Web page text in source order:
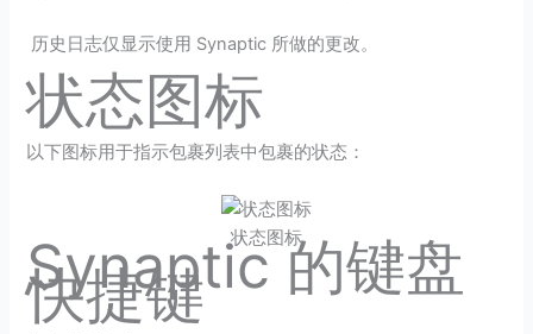
历史日志仅显示使用 Synaptic 所做的更改。
状态图标
以下图标用于指示包裹列表中包裹的状态：
状态图标
Synaptic 的键盘
快捷键